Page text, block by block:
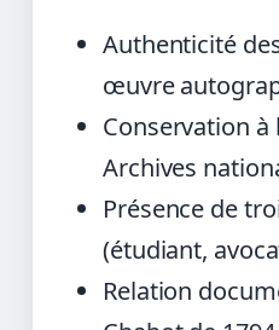
Authenticité
œuvre
Conservation à
Archives
Présence de
(étudiant,
Relation